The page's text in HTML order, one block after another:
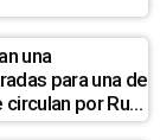
una
para una de